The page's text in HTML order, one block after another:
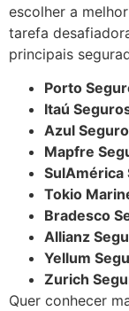
escolher a
tarefa
principais
Porto
Itaú
Azul
Mapfre
SulAmérica
Tokio
Bradesco
Allianz
Yellum
Zurich
Quer conhecer